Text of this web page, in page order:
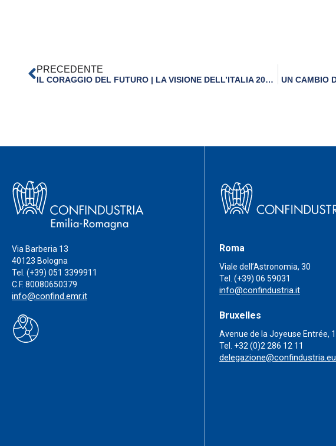
PRECEDENTE
IL CORAGGIO DEL FUTURO | LA VISIONE DELL’ITALIA 2030-50 SECONDO CONFINDUSTRIA
Via Barberia 13
40123 Bologna
Tel. (+39) 051 3399911
C.F. 80080650379
info@confind.emr.it
Roma
Viale dell’Astronomia, 30
Tel. (+39) 06 59031
info@confindustria.it
Bruxelles
Avenue de la Joyeuse Entrée, 1
Tel. +32 (0)2 286 12 11
delegazione@confindustria.eu